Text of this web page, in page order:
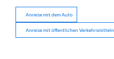
Anreise mit dem Auto
Anreise mit öffentlichen Verkehrsmitteln